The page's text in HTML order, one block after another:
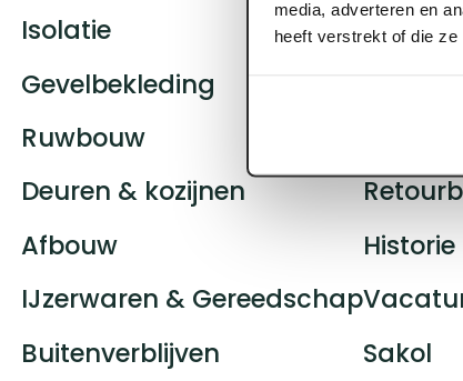
media, adverteren en
heeft verstrekt of die
Isolatie
Gevelbekleding
Ruwbouw
Deuren & kozijnen
Afbouw
IJzerwaren & Gereedschap
Buitenverblijven
Historie
Sakol